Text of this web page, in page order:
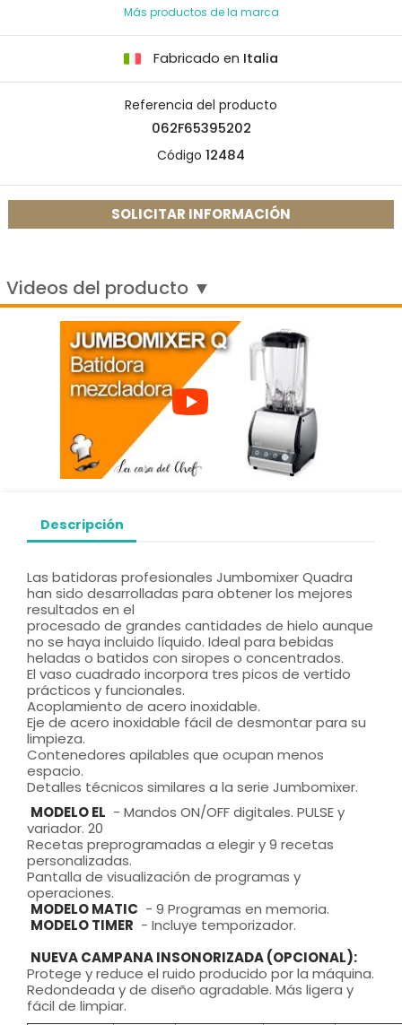
Más productos de la marca
Fabricado en Italia
Referencia del producto
062F65395202
Código 12484
SOLICITAR INFORMACIÓN
Videos del producto ▼
Descripción
Las batidoras profesionales Jumbomixer Quadra
han sido desarrolladas para obtener los mejores
resultados en el
procesado de grandes cantidades de hielo aunque
no se haya incluido líquido. Ideal para bebidas
heladas o batidos con siropes o concentrados.
El vaso cuadrado incorpora tres picos de vertido
prácticos y funcionales.
Acoplamiento de acero inoxidable.
Eje de acero inoxidable fácil de desmontar para su
limpieza.
Contenedores apilables que ocupan menos
espacio.
Detalles técnicos similares a la serie Jumbomixer.
MODELO EL - Mandos ON/OFF digitales. PULSE y
variador. 20
Recetas preprogramadas a elegir y 9 recetas
personalizadas.
Pantalla de visualización de programas y
operaciones.
MODELO MATIC - 9 Programas en memoria.
MODELO TIMER - Incluye temporizador.
NUEVA CAMPANA INSONORIZADA (OPCIONAL):
Protege y reduce el ruido producido por la máquina.
Redondeada y de diseño agradable. Más ligera y
fácil de limpiar.